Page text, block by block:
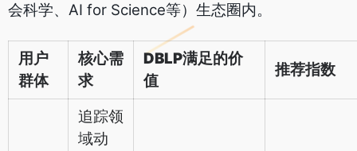
会科学、AI for Science等）生态圈内。
用户
群体
核心需
求
DBLP满足的价
值
推荐指数
追踪领
域动